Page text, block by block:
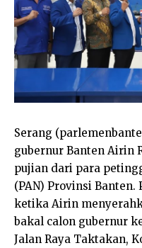
Serang
gubernur Banten Airin
pujian dari para
(PAN) Provinsi
ketika Airin
bakal calon gubernur
Jalan Raya Taktakan,